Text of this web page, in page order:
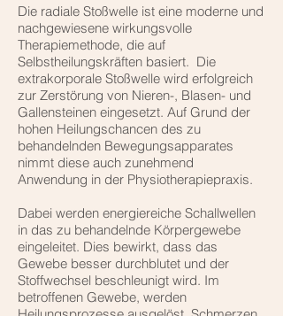
Die radiale Stoßwelle ist eine moderne und
nachgewiesene wirkungsvolle
Therapiemethode, die auf
Selbstheilungskräften basiert. Die
extrakorporale Stoßwelle wird erfolgreich
zur Zerstörung von Nieren-, Blasen- und
Gallensteinen eingesetzt. Auf Grund der
hohen Heilungschancen des zu
behandelnden Bewegungsapparates
nimmt diese auch zunehmend
Anwendung in der Physiotherapiepraxis.
Dabei werden energiereiche Schallwellen
in das zu behandelnde Körpergewebe
eingeleitet. Dies bewirkt, dass das
Gewebe besser durchblutet und der
Stoffwechsel beschleunigt wird. Im
betroffenen Gewebe, werden